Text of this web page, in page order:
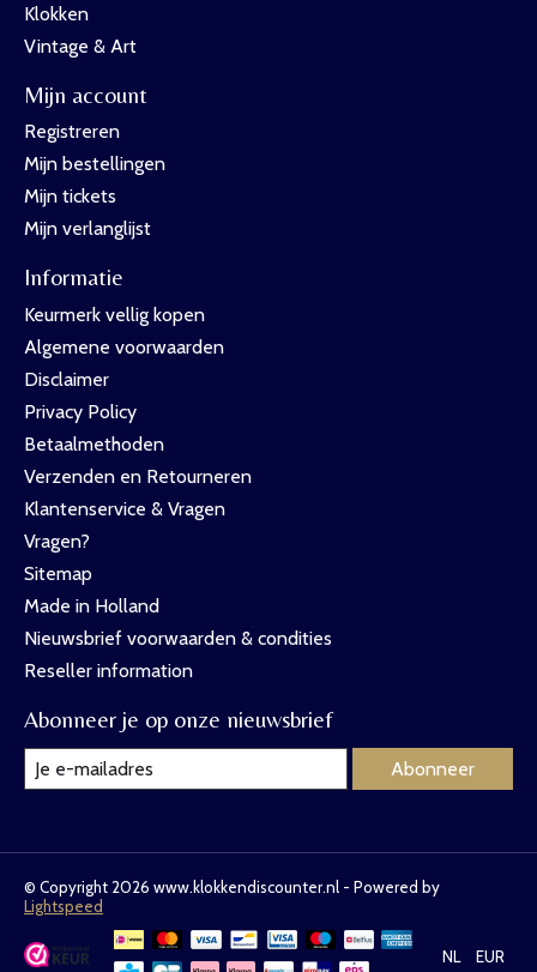
Klokken
Vintage & Art
Mijn account
Registreren
Mijn bestellingen
Mijn tickets
Mijn verlanglijst
Informatie
Keurmerk vellig kopen
Algemene voorwaarden
Disclaimer
Privacy Policy
Betaalmethoden
Verzenden en Retourneren
Klantenservice & Vragen
Vragen?
Sitemap
Made in Holland
Nieuwsbrief voorwaarden & condities
Reseller information
Abonneer je op onze nieuwsbrief
Abonneer
© Copyright 2026 www.klokkendiscounter.nl - Powered by
Lightspeed
NL EUR